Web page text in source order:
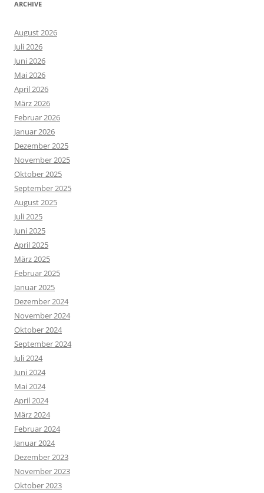
ARCHIVE
August 2026
Juli 2026
Juni 2026
Mai 2026
April 2026
März 2026
Februar 2026
Januar 2026
Dezember 2025
November 2025
Oktober 2025
September 2025
August 2025
Juli 2025
Juni 2025
April 2025
März 2025
Februar 2025
Januar 2025
Dezember 2024
November 2024
Oktober 2024
September 2024
Juli 2024
Juni 2024
Mai 2024
April 2024
März 2024
Februar 2024
Januar 2024
Dezember 2023
November 2023
Oktober 2023